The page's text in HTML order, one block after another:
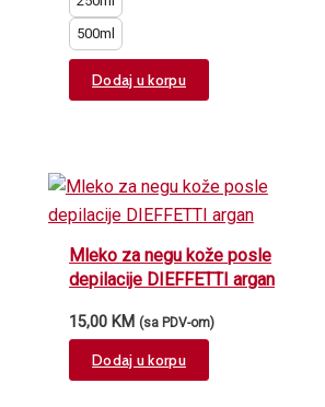
500ml
Dodaj u korpu
product
variants.
The
options
may
chosen
the
Mleko za negu kože posle
depilacije DIEFFETTI argan
15,00 KM (sa PDV-om)
Dodaj u korpu